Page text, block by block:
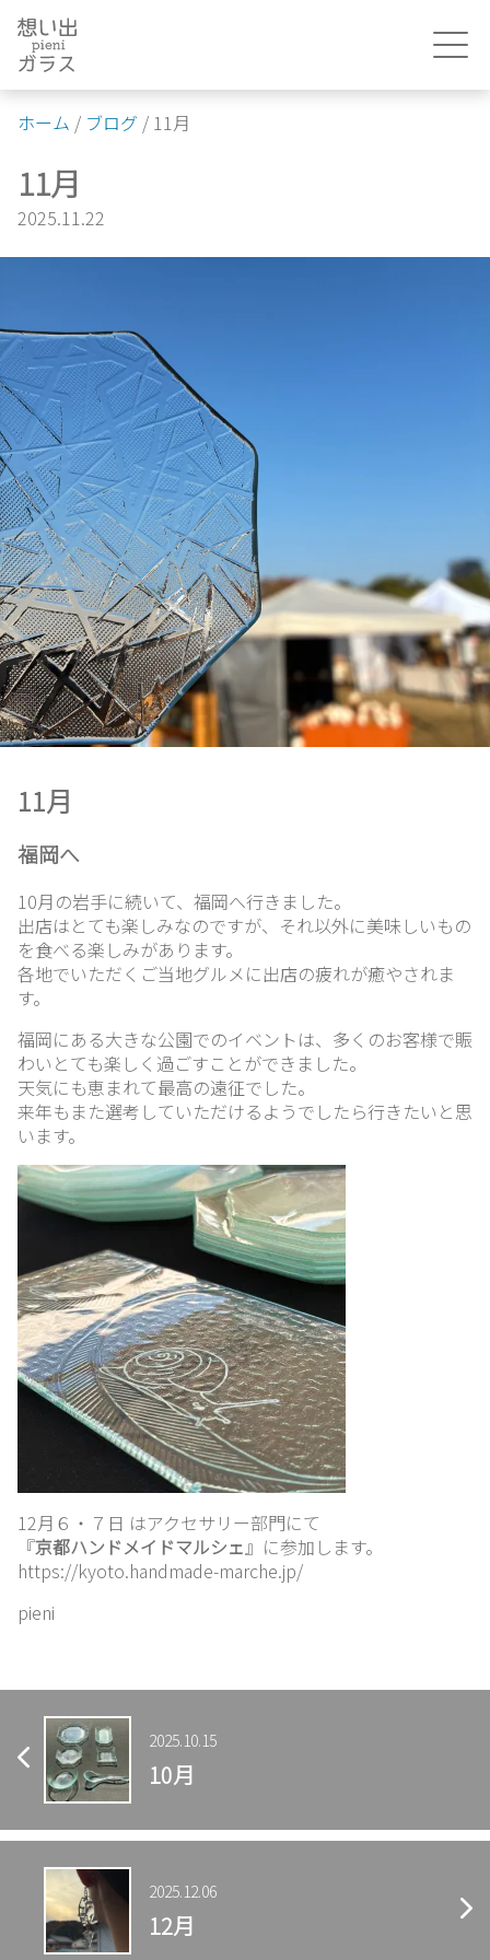
Skip
content
ホ
ム
い
出
ガ
ラ
ス
紹
介
ブ
グ
リ
ン
ク
お
問
い
合
ホーム / ブログ / 11月
11月
2025.11.22
11月
福岡へ
10月の岩手に続いて、福岡へ行きました。
出店はとても楽しみなのですが、それ以外に美味しいもの
を食べる楽しみがあります。
各地でいただくご当地グルメに出店の疲れが癒やされま
す。
福岡にある大きな公園でのイベントは、多くのお客様で賑
わいとても楽しく過ごすことができました。
天気にも恵まれて最高の遠征でした。
来年もまた選考していただけるようでしたら行きたいと思
います。
12月６・７日 はアクセサリー部門にて
『京都ハンドメイドマルシェ 』に参加します。
https://kyoto.handmade-marche.jp/
pieni
2025.10.15
10月
2025.12.06
12月